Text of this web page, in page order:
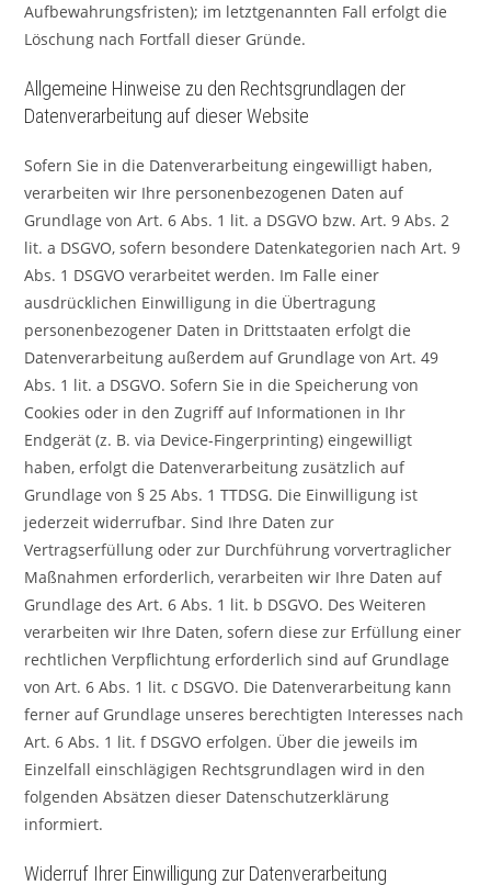
Aufbewahrungsfristen); im letztgenannten Fall erfolgt die
Löschung nach Fortfall dieser Gründe.
Allgemeine Hinweise zu den Rechtsgrundlagen der
Datenverarbeitung auf dieser Website
Sofern Sie in die Datenverarbeitung eingewilligt haben,
verarbeiten wir Ihre personenbezogenen Daten auf
Grundlage von Art. 6 Abs. 1 lit. a DSGVO bzw. Art. 9 Abs. 2
lit. a DSGVO, sofern besondere Datenkategorien nach Art. 9
Abs. 1 DSGVO verarbeitet werden. Im Falle einer
ausdrücklichen Einwilligung in die Übertragung
personenbezogener Daten in Drittstaaten erfolgt die
Datenverarbeitung außerdem auf Grundlage von Art. 49
Abs. 1 lit. a DSGVO. Sofern Sie in die Speicherung von
Cookies oder in den Zugriff auf Informationen in Ihr
Endgerät (z. B. via Device-Fingerprinting) eingewilligt
haben, erfolgt die Datenverarbeitung zusätzlich auf
Grundlage von § 25 Abs. 1 TTDSG. Die Einwilligung ist
jederzeit widerrufbar. Sind Ihre Daten zur
Vertragserfüllung oder zur Durchführung vorvertraglicher
Maßnahmen erforderlich, verarbeiten wir Ihre Daten auf
Grundlage des Art. 6 Abs. 1 lit. b DSGVO. Des Weiteren
verarbeiten wir Ihre Daten, sofern diese zur Erfüllung einer
rechtlichen Verpflichtung erforderlich sind auf Grundlage
von Art. 6 Abs. 1 lit. c DSGVO. Die Datenverarbeitung kann
ferner auf Grundlage unseres berechtigten Interesses nach
Art. 6 Abs. 1 lit. f DSGVO erfolgen. Über die jeweils im
Einzelfall einschlägigen Rechtsgrundlagen wird in den
folgenden Absätzen dieser Datenschutzerklärung
informiert.
Widerruf Ihrer Einwilligung zur Datenverarbeitung